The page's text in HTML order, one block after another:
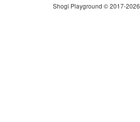
Shogi Playground © 2017-2026